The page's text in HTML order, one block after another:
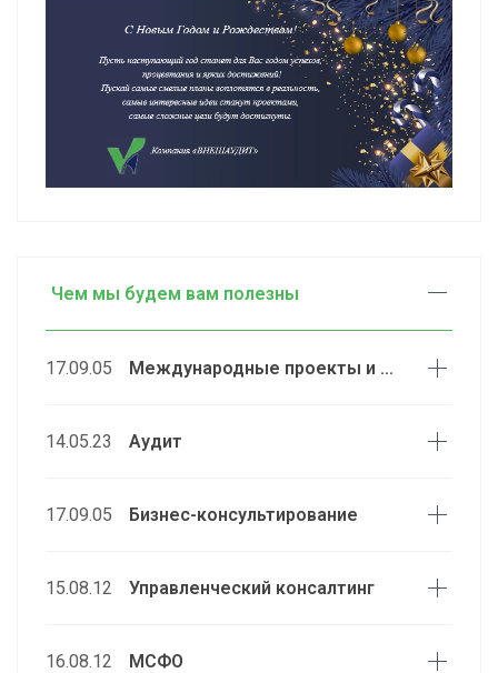
Чем мы будем вам полезны
17.09.05 Международные проекты и Программы
14.05.23 Аудит
17.09.05 Бизнес-консультирование
15.08.12 Управленческий консалтинг
16.08.12 МСФО